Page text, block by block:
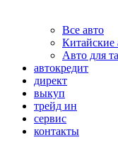
Все авто
Китайские
Авто для
автокредит
директ
выкуп
трейд ин
сервис
контакты